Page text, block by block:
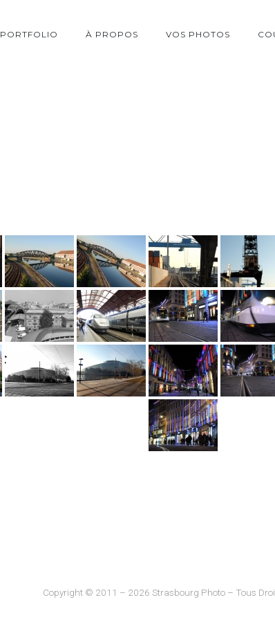
PORTFOLIO À PROPOS VOS PHOTOS
Copyright © 2011 – 2026 Strasbourg Photo – Tous